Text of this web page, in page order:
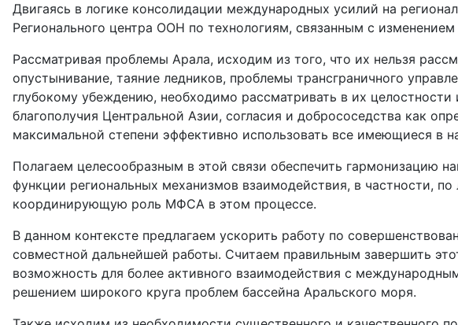
Двигаясь в логике консолидации международных усилий на
Регионального центра ООН по технологиям, связанным с
Рассматривая проблемы Арала, исходим из того, что их нельзя
опустынивание, таяние ледников, проблемы трансграничного
глубокому убеждению, необходимо рассматривать в их
благополучия Центральной Азии, согласия и добрососедства как
максимальной степени эффективно использовать все имеющиеся в
Полагаем целесообразным в этой связи обеспечить гармонизацию
функции региональных механизмов взаимодействия, в частности,
координирующую роль МФСА в этом процессе.
В данном контексте предлагаем ускорить работу по
совместной дальнейшей работы. Считаем правильным завершить
возможность для более активного взаимодействия с
решением широкого круга проблем бассейна Аральского моря.